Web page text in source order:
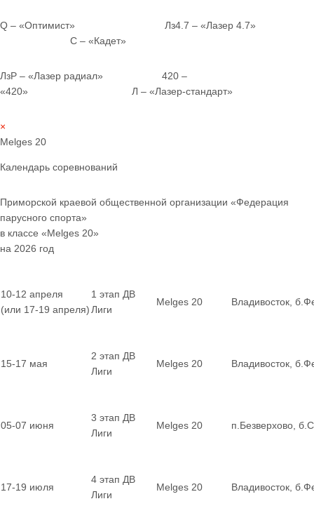
Q – «Оптимист» Лз4.7 – «Лазер 4.7»
С – «Кадет»
ЛзР – «Лазер радиал» 420 –
«420» Л – «Лазер-стандарт»
×
Melges 20
Календарь соревнований
Приморской краевой общественной организации «Федерация
парусного спорта»
в классе «Melges 20»
на 2026 год
10-12 апреля
(или 17-19 апреля)
1 этап ДВ
Лиги
Melges 20 Владивосток,
15-17 мая
2 этап ДВ
Лиги
Melges 20 Владивосток,
05-07 июня
3 этап ДВ
Лиги
Melges 20 п.Безверхово,
17-19 июля
4 этап ДВ
Лиги
Melges 20 Владивосток,